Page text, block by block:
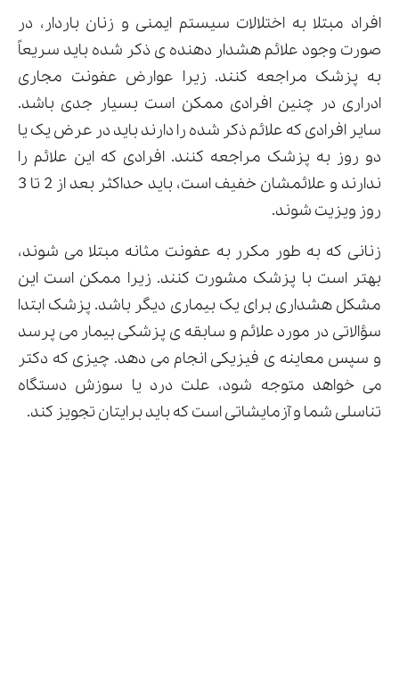
افراد مبتلا به اختلالات سیستم ایمنی و زنان باردار، در
صورت وجود علائم هشدار دهنده ی ذکر شده باید سریعاً
به پزشک مراجعه کنند. زیرا عوارض عفونت مجاری
ادراری در چنین افرادی ممکن است بسیار جدی باشد.
سایر افرادی که علائم ذکر شده را دارند باید در عرض یک یا
دو روز به پزشک مراجعه کنند. افرادی که این علائم را
ندارند و علائمشان خفیف است، باید حداکثر بعد از 2 تا 3
روز ویزیت شوند.
زنانی که به طور مکرر به عفونت مثانه مبتلا می شوند،
بهتر است با پزشک مشورت کنند. زیرا ممکن است این
مشکل هشداری برای یک بیماری دیگر باشد. پزشک ابتدا
سؤالاتی در مورد علائم و سابقه ی پزشکی بیمار می پرسد
و سپس معاینه ی فیزیکی انجام می دهد. چیزی که دکتر
می خواهد متوجه شود، علت درد یا سوزش دستگاه
تناسلی شما و آزمایشاتی است که باید برایتان تجویز کند.